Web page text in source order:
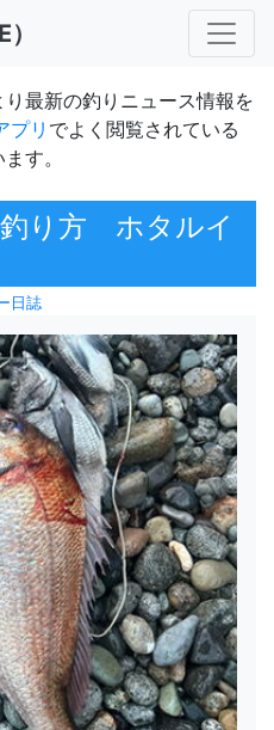
最新の釣りニュース情報を
プリ でよく閲覧されている
す。
り方 ホタルイ
日誌